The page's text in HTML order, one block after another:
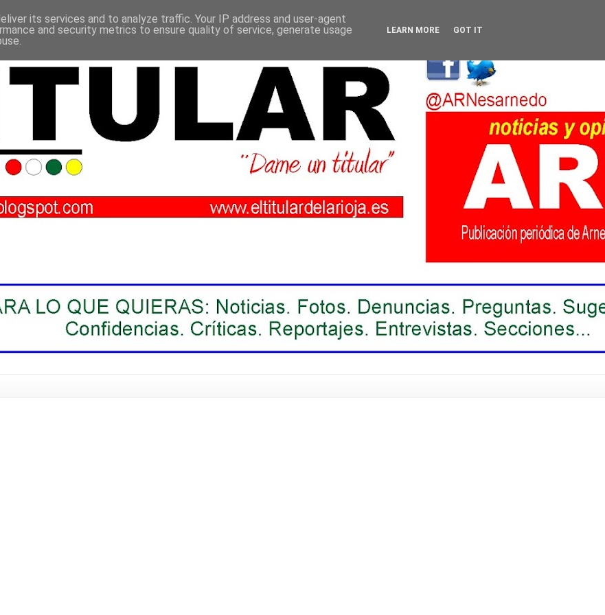
its services and to analyze traffic. Your IP address and user-agent
and security metrics to ensure quality of service, generate usage
LEARN MORE GOT IT